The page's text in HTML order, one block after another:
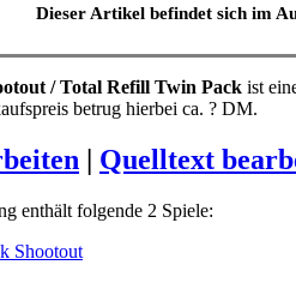
Dieser Artikel befindet sich im
/ Total Refill Twin Pack ist
betrug hierbei ca. ? DM.
| Quelltext
enthält folgende 2 Spiele:
Shootout